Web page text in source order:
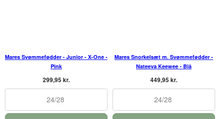
Mares Svømmefødder - Junior - X-One -
Pink
299,95 kr.
24/28
Mares Snorkelsæt m. Svømmefødder -
Nateeva Keewee - Blå
449,95 kr.
24/28